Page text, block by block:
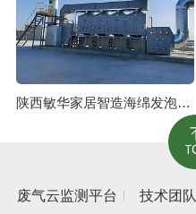
陕西敏华家居智造海绵发泡废气治理工程
废气云监测平台 技术团队